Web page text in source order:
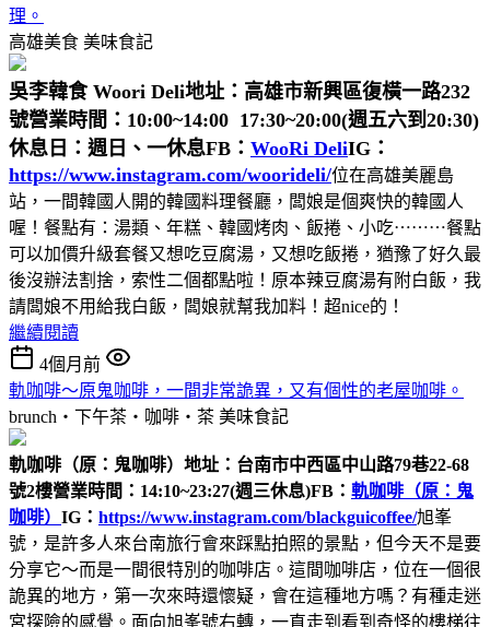
理。
高雄美食 美味食記
吳李韓食 Woori Deli地址：高雄市新興區復橫一路232
號營業時間：10:00~14:00 17:30~20:00(週五六到20:30)
休息日：週日、一休息FB： WooRi DeliIG：
https://www.instagram.com/woorideli/位在高雄美麗島
站，一間韓國人開的韓國料理餐廳，闆娘是個爽快的韓國人
喔！餐點有：湯類、年糕、韓國烤肉、飯捲、小吃⋯⋯⋯餐點
可以加價升級套餐又想吃豆腐湯，又想吃飯捲，猶豫了好久最
後沒辦法割捨，索性二個都點啦！原本辣豆腐湯有附白飯，我
請闆娘不用給我白飯，闆娘就幫我加料！超nice的！
繼續閱讀
4個月前
軌咖啡～原鬼咖啡，一間非常詭異，又有個性的老屋咖啡。
brunch‧下午茶‧咖啡‧茶 美味食記
軌咖啡（原：鬼咖啡） 地址：台南市中西區中山路79巷22-68
號2樓營業時間：14:10~23:27(週三休息)FB： 軌咖啡（原：鬼
咖啡） IG： https://www.instagram.com/blackguicoffee/旭峯
號，是許多人來台南旅行會來踩點拍照的景點，但今天不是要
分享它～而是一間很特別的咖啡店。這間咖啡店，位在一個很
詭異的地方，第一次來時還懷疑，會在這種地方嗎？有種走迷
宮探險的感覺。面向旭峯號右轉，一直走到看到奇怪的樓梯往